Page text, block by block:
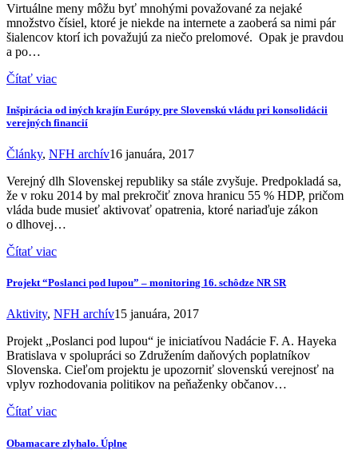
Virtuálne meny môžu byť mnohými považované za nejaké
množstvo čísiel, ktoré je niekde na internete a zaoberá sa nimi pár
šialencov ktorí ich považujú za niečo prelomové. Opak je pravdou
a po…
Čítať viac
Inšpirácia od iných krajín Európy pre Slovenskú vládu pri konsolidácii
verejných financií
Články, NFH archív16 januára, 2017
Verejný dlh Slovenskej republiky sa stále zvyšuje. Predpokladá sa,
že v roku 2014 by mal prekročiť znova hranicu 55 % HDP, pričom
vláda bude musieť aktivovať opatrenia, ktoré nariaďuje zákon
o dlhovej…
Čítať viac
Projekt “Poslanci pod lupou” – monitoring 16. schôdze NR SR
Aktivity, NFH archív15 januára, 2017
Projekt „Poslanci pod lupou“ je iniciatívou Nadácie F. A. Hayeka
Bratislava v spolupráci so Združením daňových poplatníkov
Slovenska. Cieľom projektu je upozorniť slovenskú verejnosť na
vplyv rozhodovania politikov na peňaženky občanov…
Čítať viac
Obamacare zlyhalo. Úplne